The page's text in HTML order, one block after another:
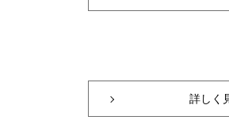
詳しく